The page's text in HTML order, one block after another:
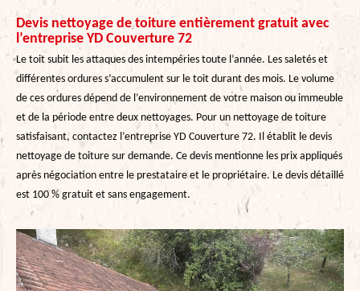
Devis nettoyage de toiture entièrement gratuit avec
l’entreprise YD Couverture 72
Le toit subit les attaques des intempéries toute l’année. Les saletés et
différentes ordures s’accumulent sur le toit durant des mois. Le volume
de ces ordures dépend de l’environnement de votre maison ou immeuble
et de la période entre deux nettoyages. Pour un nettoyage de toiture
satisfaisant, contactez l’entreprise YD Couverture 72. Il établit le devis
nettoyage de toiture sur demande. Ce devis mentionne les prix appliqués
après négociation entre le prestataire et le propriétaire. Le devis détaillé
est 100 % gratuit et sans engagement.